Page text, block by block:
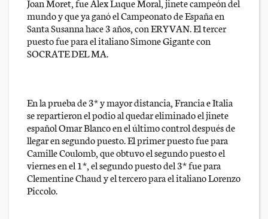
mundo y que ya ganó el Campeonato de España en
Santa Susanna hace 3 años, con ERYVAN. El tercer
puesto fue para el italiano Simone Gigante con
SOCRATE DEL MA.
En la prueba de 3* y mayor distancia, Francia e Italia
se repartieron el podio al quedar eliminado el jinete
español Omar Blanco en el último control después de
llegar en segundo puesto. El primer puesto fue para
Camille Coulomb, que obtuvo el segundo puesto el
viernes en el 1*, el segundo puesto del 3* fue para
Clementine Chaud y el tercero para el italiano Lorenzo
Piccolo.